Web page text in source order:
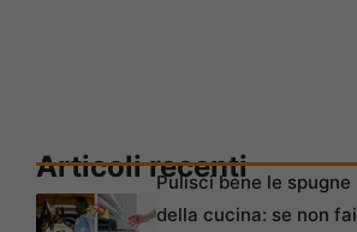
Articoli recentiPulisci bene le spugne
della cucina: se non fai